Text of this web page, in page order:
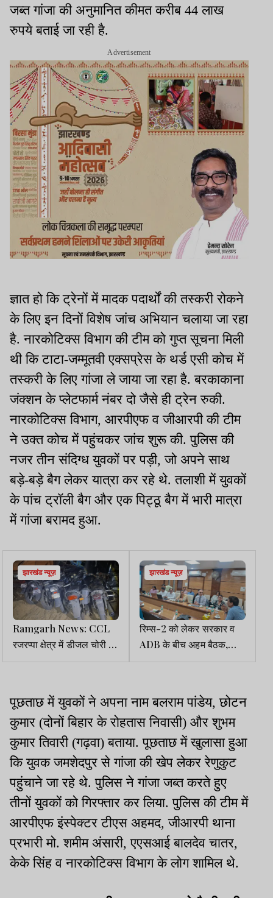
जब्त गांजा की अनुमानित कीमत करीब 44 लाख
रुपये बताई जा रही है.
Advertisement
ज्ञात हो कि ट्रेनों में मादक पदार्थों की तस्करी रोकने
के लिए इन दिनों विशेष जांच अभियान चलाया जा रहा
है. नारकोटिक्स विभाग की टीम को गुप्त सूचना मिली
थी कि टाटा-जम्मूतवी एक्सप्रेस के थर्ड एसी कोच में
तस्करी के लिए गांजा ले जाया जा रहा है. बरकाकाना
जंक्शन के प्लेटफार्म नंबर दो जैसे ही ट्रेन रुकी.
नारकोटिक्स विभाग, आरपीएफ व जीआरपी की टीम
ने उक्त कोच में पहुंचकर जांच शुरू की. पुलिस की
नजर तीन संदिग्ध युवकों पर पड़ी, जो अपने साथ
बड़े-बड़े बैग लेकर यात्रा कर रहे थे. तलाशी में युवकों
के पांच ट्रॉली बैग और एक पिट्ठू बैग में भारी मात्रा
में गांजा बरामद हुआ.
झारखंड न्यूज़
Ramgarh News: CCL
रजरप्पा क्षेत्र में डीजल चोरी की
साजिश विफल, 5 बाइक व 9
झारखंड न्यूज़
रिम्स-2 को लेकर सरकार व
ADB के बीच अहम बैठक,
4200 करोड़ की परियोजना
पूछताछ में युवकों ने अपना नाम बलराम पांडेय, छोटन
कुमार (दोनों बिहार के रोहतास निवासी) और शुभम
कुमार तिवारी (गढ़वा) बताया. पूछताछ में खुलासा हुआ
कि युवक जमशेदपुर से गांजा की खेप लेकर रेणुकुट
पहुंचाने जा रहे थे. पुलिस ने गांजा जब्त करते हुए
तीनों युवकों को गिरफ्तार कर लिया. पुलिस की टीम में
आरपीएफ इंस्पेक्टर टीएस अहमद, जीआरपी थाना
प्रभारी मो. शमीम अंसारी, एएसआई बालदेव चातर,
केके सिंह व नारकोटिक्स विभाग के लोग शामिल थे.